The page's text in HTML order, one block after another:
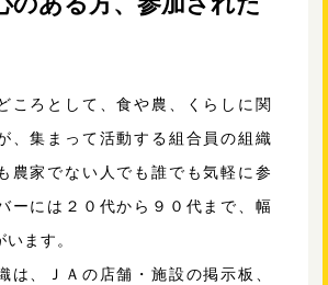
ころとして、食や農、くらしに関
、集まって活動する組合員の組織
農家でない人でも誰でも気軽に参
ーには２０代から９０代まで、幅
ます。
、ＪＡの店舗・施設の掲示板、